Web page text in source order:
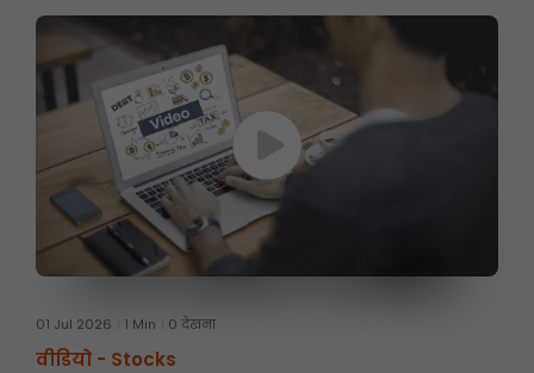
01 Jul 2026 1 Min 0 देखना
वीडियो - Stocks